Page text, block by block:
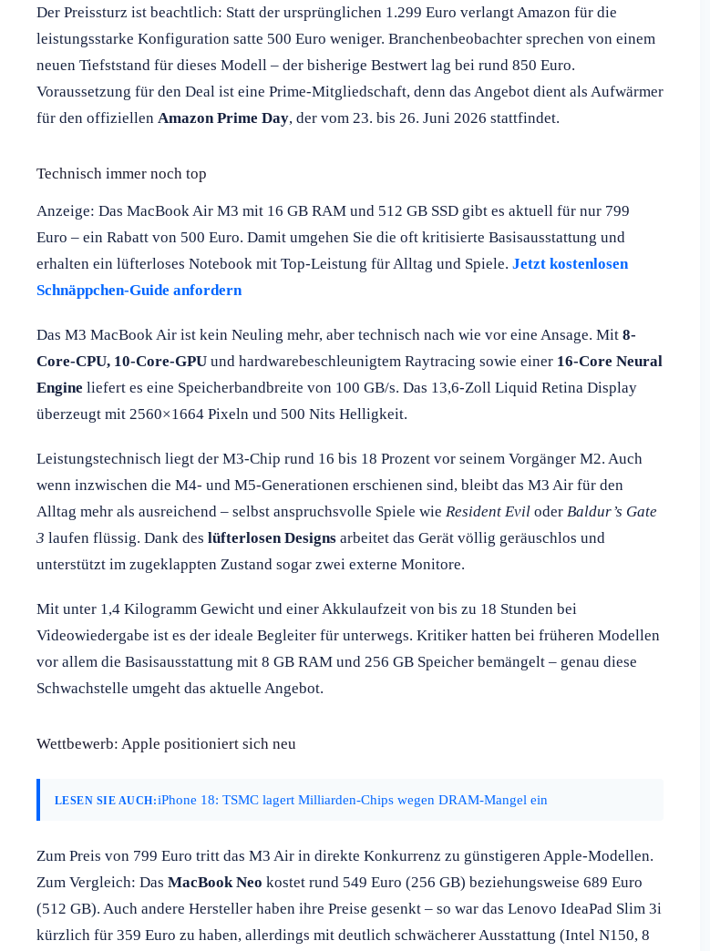
Der Preissturz ist beachtlich: Statt der ursprünglichen 1.299 Euro verlangt Amazon für die
leistungsstarke Konfiguration satte 500 Euro weniger. Branchenbeobachter sprechen von einem
neuen Tiefststand für dieses Modell – der bisherige Bestwert lag bei rund 850 Euro.
Voraussetzung für den Deal ist eine Prime-Mitgliedschaft, denn das Angebot dient als Aufwärmer
für den offiziellen Amazon Prime Day, der vom 23. bis 26. Juni 2026 stattfindet.
Technisch immer noch top
Anzeige: Das MacBook Air M3 mit 16 GB RAM und 512 GB SSD gibt es aktuell für nur 799
Euro – ein Rabatt von 500 Euro. Damit umgehen Sie die oft kritisierte Basisausstattung und
erhalten ein lüfterloses Notebook mit Top-Leistung für Alltag und Spiele. Jetzt kostenlosen
Schnäppchen-Guide anfordern
Das M3 MacBook Air ist kein Neuling mehr, aber technisch nach wie vor eine Ansage. Mit 8-
Core-CPU, 10-Core-GPU und hardwarebeschleunigtem Raytracing sowie einer 16-Core Neural
Engine liefert es eine Speicherbandbreite von 100 GB/s. Das 13,6-Zoll Liquid Retina Display
überzeugt mit 2560×1664 Pixeln und 500 Nits Helligkeit.
Leistungstechnisch liegt der M3-Chip rund 16 bis 18 Prozent vor seinem Vorgänger M2. Auch
wenn inzwischen die M4- und M5-Generationen erschienen sind, bleibt das M3 Air für den
Alltag mehr als ausreichend – selbst anspruchsvolle Spiele wie Resident Evil oder Baldur’s Gate
3 laufen flüssig. Dank des lüfterlosen Designs arbeitet das Gerät völlig geräuschlos und
unterstützt im zugeklappten Zustand sogar zwei externe Monitore.
Mit unter 1,4 Kilogramm Gewicht und einer Akkulaufzeit von bis zu 18 Stunden bei
Videowiedergabe ist es der ideale Begleiter für unterwegs. Kritiker hatten bei früheren Modellen
vor allem die Basisausstattung mit 8 GB RAM und 256 GB Speicher bemängelt – genau diese
Schwachstelle umgeht das aktuelle Angebot.
Wettbewerb: Apple positioniert sich neu
LESEN SIE AUCH:iPhone 18: TSMC lagert Milliarden-Chips wegen DRAM-Mangel ein
Zum Preis von 799 Euro tritt das M3 Air in direkte Konkurrenz zu günstigeren Apple-Modellen.
Zum Vergleich: Das MacBook Neo kostet rund 549 Euro (256 GB) beziehungsweise 689 Euro
(512 GB). Auch andere Hersteller haben ihre Preise gesenkt – so war das Lenovo IdeaPad Slim 3i
kürzlich für 359 Euro zu haben, allerdings mit deutlich schwächerer Ausstattung (Intel N150, 8